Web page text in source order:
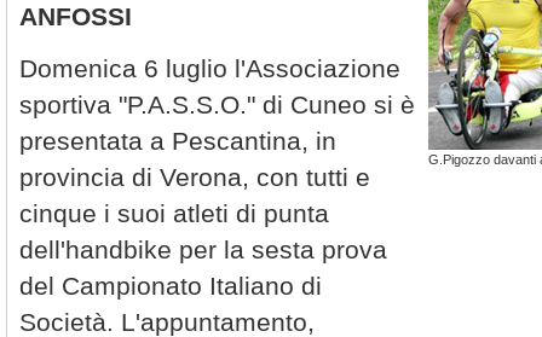
G.Pigozzo davanti
ANFOSSI
Domenica 6 luglio l'Associazione
sportiva "P.A.S.S.O." di Cuneo si è
presentata a Pescantina, in
provincia di Verona, con tutti e
cinque i suoi atleti di punta
dell'handbike per la sesta prova
del Campionato Italiano di
Società. L'appuntamento,